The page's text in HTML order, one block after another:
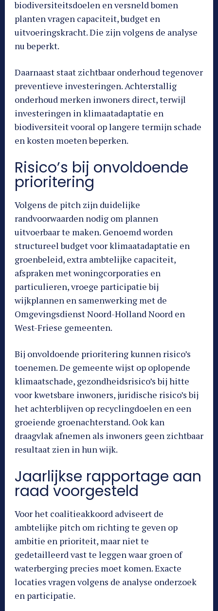
biodiversiteitsdoelen en versneld bomen
planten vragen capaciteit, budget en
uitvoeringskracht. Die zijn volgens de analyse
nu beperkt.
Daarnaast staat zichtbaar onderhoud tegenover
preventieve investeringen. Achterstallig
onderhoud merken inwoners direct, terwijl
investeringen in klimaatadaptatie en
biodiversiteit vooral op langere termijn schade
en kosten moeten beperken.
Risico’s bij onvoldoende
prioritering
Volgens de pitch zijn duidelijke
randvoorwaarden nodig om plannen
uitvoerbaar te maken. Genoemd worden
structureel budget voor klimaatadaptatie en
groenbeleid, extra ambtelijke capaciteit,
afspraken met woningcorporaties en
particulieren, vroege participatie bij
wijkplannen en samenwerking met de
Omgevingsdienst Noord-Holland Noord en
West-Friese gemeenten.
Bij onvoldoende prioritering kunnen risico’s
toenemen. De gemeente wijst op oplopende
klimaatschade, gezondheidsrisico’s bij hitte
voor kwetsbare inwoners, juridische risico’s bij
het achterblijven op recyclingdoelen en een
groeiende groenachterstand. Ook kan
draagvlak afnemen als inwoners geen zichtbaar
resultaat zien in hun wijk.
Jaarlijkse rapportage aan
raad voorgesteld
Voor het coalitieakkoord adviseert de
ambtelijke pitch om richting te geven op
ambitie en prioriteit, maar niet te
gedetailleerd vast te leggen waar groen of
waterberging precies moet komen. Exacte
locaties vragen volgens de analyse onderzoek
en participatie.